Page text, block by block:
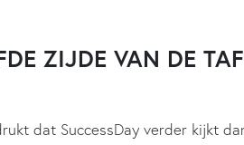
ZIJDE VAN DE
dat SuccessDay verder kijkt